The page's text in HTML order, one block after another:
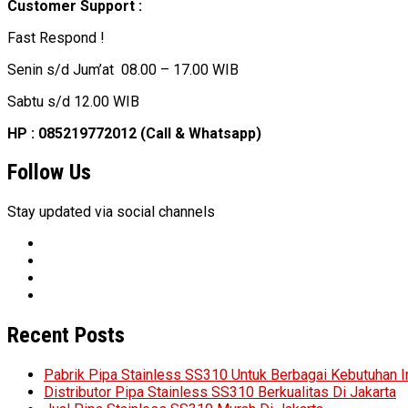
Customer Support :
Fast Respond !
Senin s/d Jum’at 08.00 – 17.00 WIB
Sabtu s/d 12.00 WIB
HP : 085219772012 (Call & Whatsapp)
Follow Us
Stay updated via social channels
Recent Posts
Pabrik Pipa Stainless SS310 Untuk Berbagai Kebutuhan
Distributor Pipa Stainless SS310 Berkualitas Di Jakarta